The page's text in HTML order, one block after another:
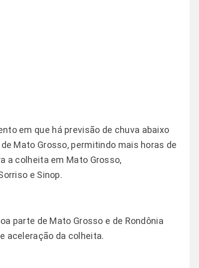
em que há previsão de chuva abaixo
Mato Grosso, permitindo mais horas de
a colheita em Mato Grosso,
e Sinop.
parte de Mato Grosso e de Rondônia
aceleração da colheita.